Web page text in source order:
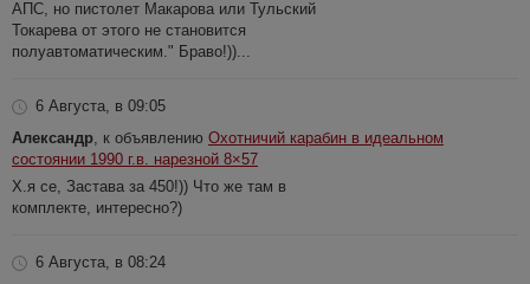
АПС, но пистолет Макарова или Тульский
Токарева от этого не становится
полуавтоматическим." Браво!))...
6 Августа, в 09:05
Александр, к объявлению Охотничий карабин в идеальном
состоянии 1990 г.в. нарезной 8×57
Х.я се, Застава за 450!)) Что же там в
комплекте, интересно?)
6 Августа, в 08:24